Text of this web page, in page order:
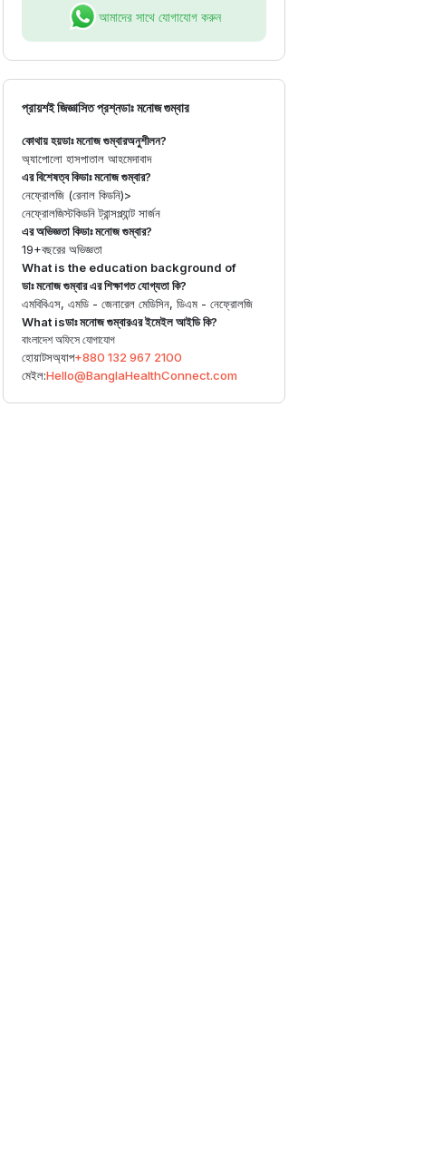
আমাদের সাথে যোগাযোগ করুন
প্রায়শই জিজ্ঞাসিত প্রশ্নডাঃ মনোজ গুম্বার
কোথায় হয়ডাঃ মনোজ গুম্বারঅনুশীলন?
অ্যাপোলো হাসপাতাল আহমেদাবাদ
এর বিশেষত্ব কিডাঃ মনোজ গুম্বার?
নেফ্রোলজি (রেনাল কিডনি)>
নেফ্রোলজিস্টকিডনি ট্রান্সপ্ল্যান্ট সার্জন
এর অভিজ্ঞতা কিডাঃ মনোজ গুম্বার?
19+বছরের অভিজ্ঞতা
What is the education background of
ডাঃ মনোজ গুম্বারএর শিক্ষাগত যোগ্যতা কি?
এমবিবিএস, এমডি - জেনারেল মেডিসিন, ডিএম - নেফ্রোলজি
What isডাঃ মনোজ গুম্বারএর ইমেইল আইডি কি?
বাংলাদেশ অফিসে যোগাযোগ
হোয়াটসঅ্যাপ+880 132 967 2100
মেইল:Hello@BanglaHealthConnect.com